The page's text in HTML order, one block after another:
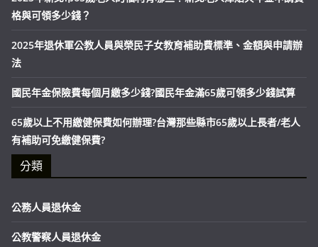
格與可領多少錢？
2025年退休軍公教人員與榮民子女教育補助費標準、金額與申請辦
法
國民年金保險費每個月繳多少錢?國民年金滿65歲可領多少錢試算
65歲以上不用繳健保費如何辦理?台灣那些縣市65歲以上長者/老人
有補助可免繳健保費?
分類
公務人員退休金
公教警察人員退休金